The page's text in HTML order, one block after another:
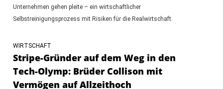
Unternehmen gehen pleite – ein wirtschaftlicher
Selbstreinigungsprozess mit Risiken für die Realwirtschaft.
WIRTSCHAFT
Stripe-Gründer auf dem Weg in den
Tech-Olymp: Brüder Collison mit
Vermögen auf Allzeithoch